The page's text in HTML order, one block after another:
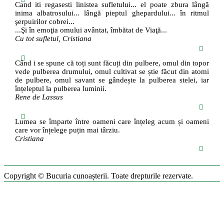
Cand iti regasesti linistea sufletului... el poate zbura lângă
inima albatrosului... lângă pieptul ghepardului... în ritmul
şerpuirilor cobrei...
...Şi în emoţia omului avântat, îmbătat de Viaţă...
Cu tot sufletul, Cristiana
Când i se spune că toți sunt făcuți din pulbere, omul din topor
vede pulberea drumului, omul cultivat se știe făcut din atomi
de pulbere, omul savant se gândește la pulberea stelei, iar
înțeleptul la pulberea luminii.
Rene de Lassus
Lumea se împarte între oameni care înțeleg acum și oameni
care vor înțelege puțin mai târziu.
Cristiana
Copyright © Bucuria cunoașterii. Toate drepturile rezervate.